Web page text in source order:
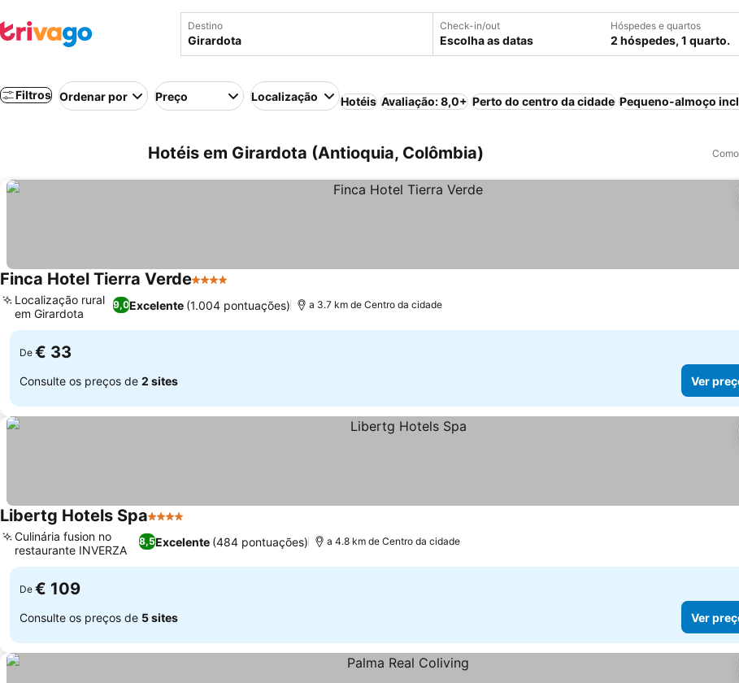
Destino Check-in/out
Escolha as datas
Hóspedes e quartos
2 hóspedes, 1 quarto.
Filtros Ordenar por Preço Localização Hotéis Avaliação: 8,0+ Perto do centro da cidade Pequeno-almoço
Hotéis em Girardota (Antioquia, Colômbia)
Finca Hotel Tierra Verde4 Estrelas
9,0Excelente (1.004 pontuações)
Localização rural
em Girardota
a 3.7 km de Centro da cidade
De € 33
Consulte os preços de 2 sites Ver
Libertg Hotels Spa4 Estrelas
8,5Excelente (484 pontuações)
Culinária fusion no
restaurante INVERZA
a 4.8 km de Centro da cidade
De € 109
Consulte os preços de 5 sites Ver